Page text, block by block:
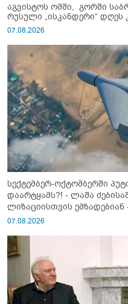
აგვისტოს ომში, გორში
რუსული „ისკანდერი“ დღეს
07.08.2026
სექტემბერ-ოქტომბერში
დაარტყამს?! - ლაშა
ლიზაციისთვის ემზადებიან
გაიწვიონ ომში"
07.08.2026